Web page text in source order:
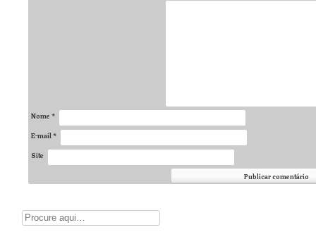
Nome *
E-mail *
Site
Digite aqui